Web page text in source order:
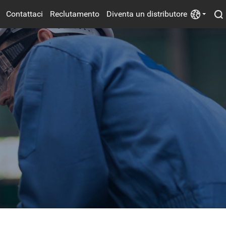
Alimentazione Elettrica
Ventilatori Elettrici
Contattaci Reclutamento Diventa un distributore